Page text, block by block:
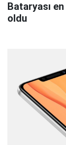
Bataryası
oldu